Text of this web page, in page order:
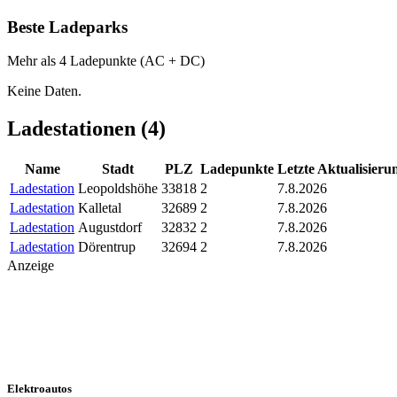
Beste Ladeparks
Mehr als 4 Ladepunkte (AC + DC)
Keine Daten.
Ladestationen (4)
Name Stadt PLZ Ladepunkte Letzte
Ladestation Leopoldshöhe 33818 2
7.8.2026
Ladestation Kalletal 32689 2
7.8.2026
Ladestation Augustdorf 32832 2
7.8.2026
Ladestation Dörentrup 32694 2
7.8.2026
Anzeige
Elektroautos